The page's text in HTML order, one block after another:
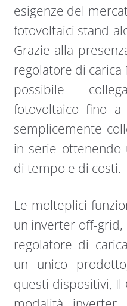
esigenze del
fotovoltaici stand-
Grazie alla
regolatore di carica
possibile
fotovoltaico fino
semplicemente
in serie ottenendo
di tempo e di costi.
Le molteplici
un inverter off-grid,
regolatore di
un unico
questi dispositivi, Il